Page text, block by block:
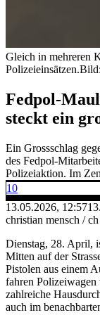
Gleich in mehreren
Polizeieinsätzen.
Fedpol-
steckt ein
Ein Grossschlag
des Fedpol-
Polizeiaktion. Im
10
13.05.2026, 12:57
christian mensch /
Dienstag, 28. April,
Mitten auf der
Pistolen aus einem
fahren Polizeiwagen
zahlreiche
auch im